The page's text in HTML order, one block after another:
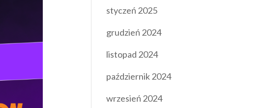
styczeń 2025
grudzień 2024
listopad 2024
październik 2024
wrzesień 2024